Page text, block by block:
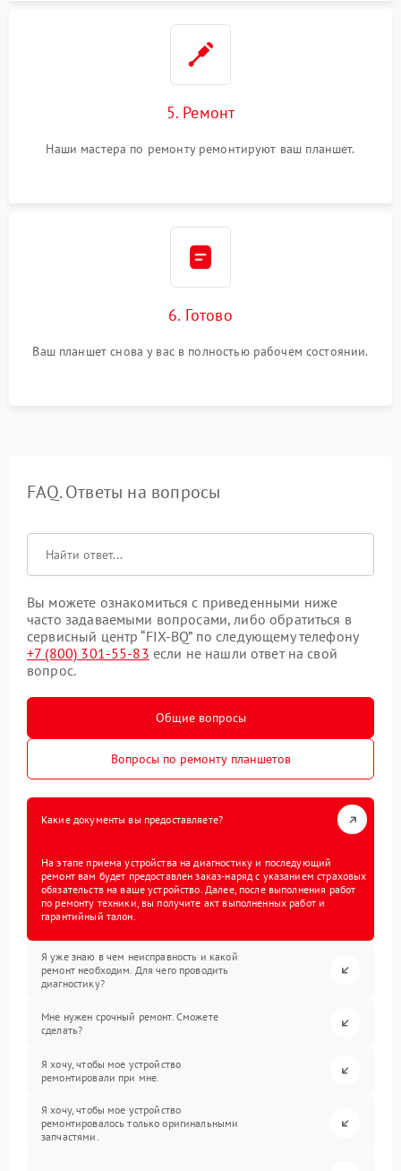
5. Ремонт
Наши мастера по ремонту ремонтируют ваш планшет.
6. Готово
Ваш планшет снова у вас в полностью рабочем состоянии.
FAQ. Ответы на вопросы
Вы можете ознакомиться с приведенными ниже
часто задаваемыми вопросами, либо обратиться в
сервисный центр “FIX-BQ” по следующему телефону
+7 (800) 301-55-83 если не нашли ответ на свой
вопрос.
Общие вопросы
Вопросы по ремонту планшетов
Какие документы вы предоставляете?
На этапе приема устройства на диагностику и последующий
ремонт вам будет предоставлен заказ-наряд с указанием страховых
обязательств на ваше устройство. Далее, после выполнения работ
по ремонту техники, вы получите акт выполненных работ и
гарантийный талон.
Я уже знаю в чем неисправность и какой
ремонт необходим. Для чего проводить
диагностику?
Мне нужен срочный ремонт. Сможете
сделать?
Я хочу, чтобы мое устройство
ремонтировали при мне.
Я хочу, чтобы мое устройство
ремонтировалось только оригинальными
запчастями.